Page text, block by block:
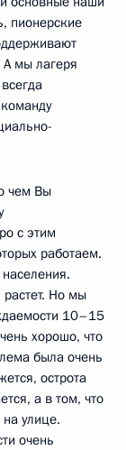
пионерские
А мы лагеря
чем Вы
с этим
работаем.
Но мы
10–15
хорошо, что
была очень
острота
а в том, что
улице.
очень